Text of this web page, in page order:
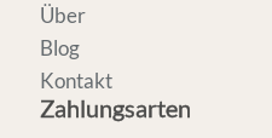
Über
Blog
Kontakt
Zahlungsarten